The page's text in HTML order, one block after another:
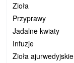
Zioła
Przyprawy
Jadalne kwiaty
Infuzje
Zioła ajurwedyjskie